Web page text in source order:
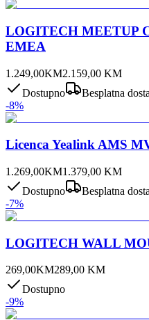
LOGITECH MEETUP
EMEA
1.249,00KM2.159,00 KM
Dostupno
Besplatna
-8%
Licenca Yealink AMS
1.269,00KM1.379,00 KM
Dostupno
Besplatna
-7%
LOGITECH WALL
269,00KM289,00 KM
Dostupno
-9%